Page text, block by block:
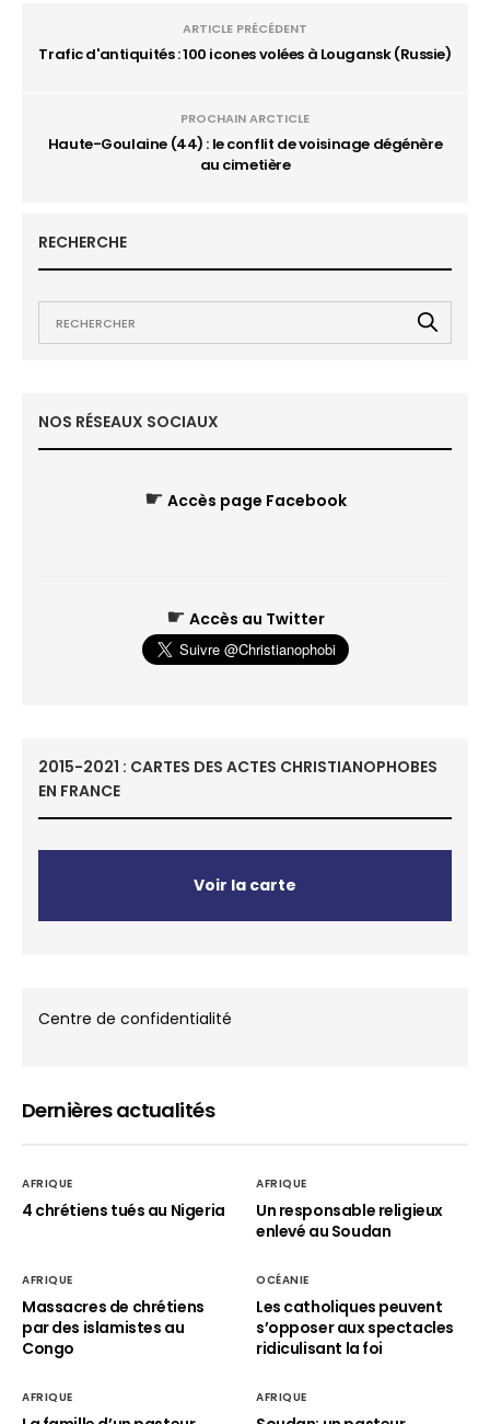
ARTICLE PRÉCÉDENT
Trafic d'antiquités : 100 icones volées à Lougansk (Russie)
PROCHAIN ARCTICLE
Haute-Goulaine (44) : le conflit de voisinage dégénère
au cimetière
RECHERCHE
NOS RÉSEAUX SOCIAUX
☛ Accès page Facebook
☛ Accès au Twitter
2015-2021 : CARTES DES ACTES CHRISTIANOPHOBES
EN FRANCE
Voir la carte
Centre de confidentialité
Dernières actualités
AFRIQUE
4 chrétiens tués au Nigeria
AFRIQUE
Un responsable religieux
enlevé au Soudan
AFRIQUE
Massacres de chrétiens
par des islamistes au
Congo
OCÉANIE
Les catholiques peuvent
s’opposer aux spectacles
ridiculisant la foi
AFRIQUE AFRIQUE